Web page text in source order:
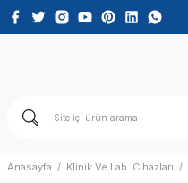
Anasayfa Klinik Ve Lab. Cihazları